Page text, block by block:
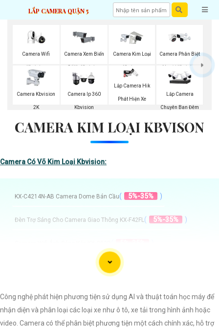
LẮP CAMERA QUẬN 5
Camera Wifi
Kbvision
Camera Xem Biển
Số Xe Kbvision
Camera Kim Loại
Kbvison
Camera Phân Biệt
Người Kbvision
Camera Kbvision
2K
Camera Ip 360
Kbvision
Lắp Camera Hik
Phát Hiện Xe
Lắp Camera
Chuyên Ban Đêm
CAMERA KIM LOẠI KBVISON
Camera Có Võ Kim Loại Kbvision:
KX-C4214N-AB Camera Dome Bán Cầu( 5%-35% )
Đèn Trợ Sáng Cho Camera Giao Thông KX-F42FL ( 5%-35% )
Camera Thân KX-CD2005MN-AB 5%-35%
Camera Kim Loại Kbvison
Công nghệ phát hiện phương tiện sử dụng AI và thuật toán học máy để
nhận diện và phân loại các loại xe như ô tô, xe tải trong hình ảnh hoặc
video. Camera có thể phân biệt phương tiện một cách chính xác, hỗ trợ